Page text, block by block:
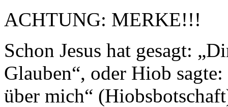
ACHTUNG: MERKE!!!
Schon Jesus hat gesagt:
Glauben“, oder Hiob
über mich“